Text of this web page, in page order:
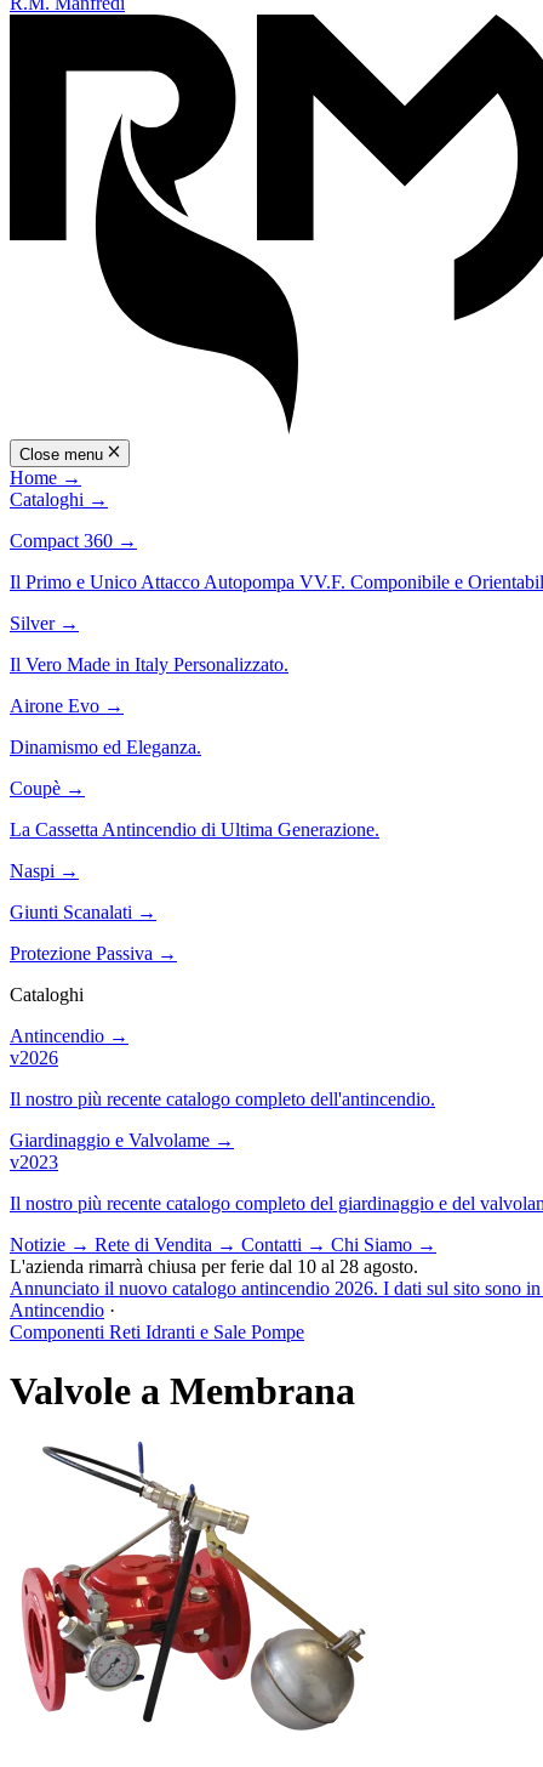
Close menu
Home →
Cataloghi →
Compact 360 →
Il Primo e Unico Attacco Autopompa VV.F. Componibile e
Silver →
Il Vero Made in Italy Personalizzato.
Airone Evo →
Dinamismo ed Eleganza.
Coupè →
La Cassetta Antincendio di Ultima Generazione.
Naspi →
Giunti Scanalati →
Protezione Passiva →
Cataloghi
Antincendio →
v2026
Il nostro più recente catalogo completo dell'antincendio.
Giardinaggio e Valvolame →
v2023
Il nostro più recente catalogo completo del giardinaggio e del
Notizie → Rete di Vendita → Contatti → Chi Siamo →
L'azienda rimarrà chiusa per ferie dal 10 al 28 agosto.
Annunciato il nuovo catalogo antincendio 2026. I dati sul sito sono
Antincendio ·
Componenti Reti Idranti e Sale Pompe
Valvole a Membrana